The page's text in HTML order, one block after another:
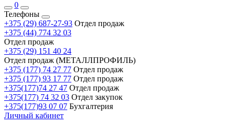
0
Телефоны
+375 (29) 687-27-93 Отдел продаж
+375 (44) 774 32 03
Отдел продаж
+375 (29) 151 40 24
Отдел продаж (МЕТАЛЛПРОФИЛЬ)
+375 (177) 74 27 77 Отдел продаж
+375 (177) 93 17 77 Отдел продаж
+375(177)74 27 47 Отдел продаж
+375(177) 74 32 03 Отдел закупок
+375(177)93 07 07 Бухгалтерия
Личный кабинет